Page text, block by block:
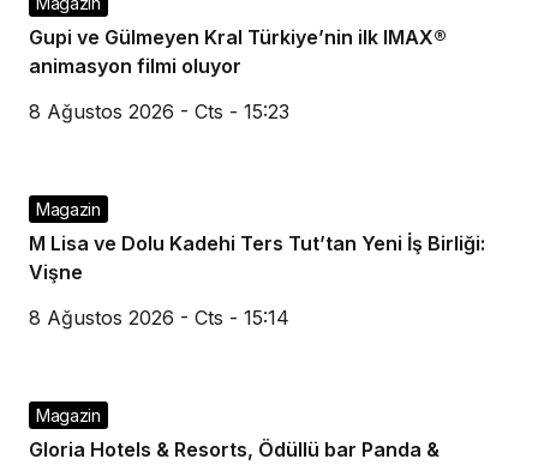
Gupi ve Gülmeyen Kral Türkiye’nin ilk IMAX®
animasyon filmi oluyor
8 Ağustos 2026 - Cts - 15:23
Magazin
M Lisa ve Dolu Kadehi Ters Tut’tan Yeni İş Birliği:
Vişne
8 Ağustos 2026 - Cts - 15:14
Magazin
Gloria Hotels & Resorts, Ödüllü bar Panda &